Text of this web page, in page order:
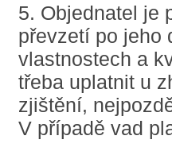
5. Objednatel je
převzetí po jeho
vlastnostech a
třeba uplatnit u
zjištění,
V případě vad